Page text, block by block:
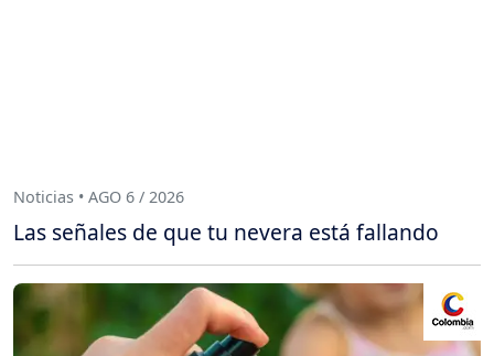
Noticias • AGO 6 / 2026
Las señales de que tu nevera está fallando